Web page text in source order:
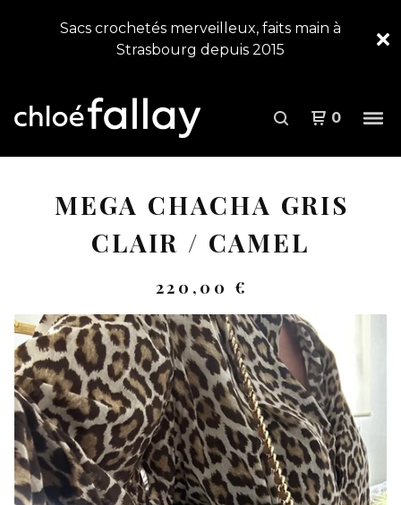
Sacs crochetés merveilleux, faits main à
Strasbourg depuis 2015
0
MEGA CHACHA GRIS
CLAIR / CAMEL
220,00€